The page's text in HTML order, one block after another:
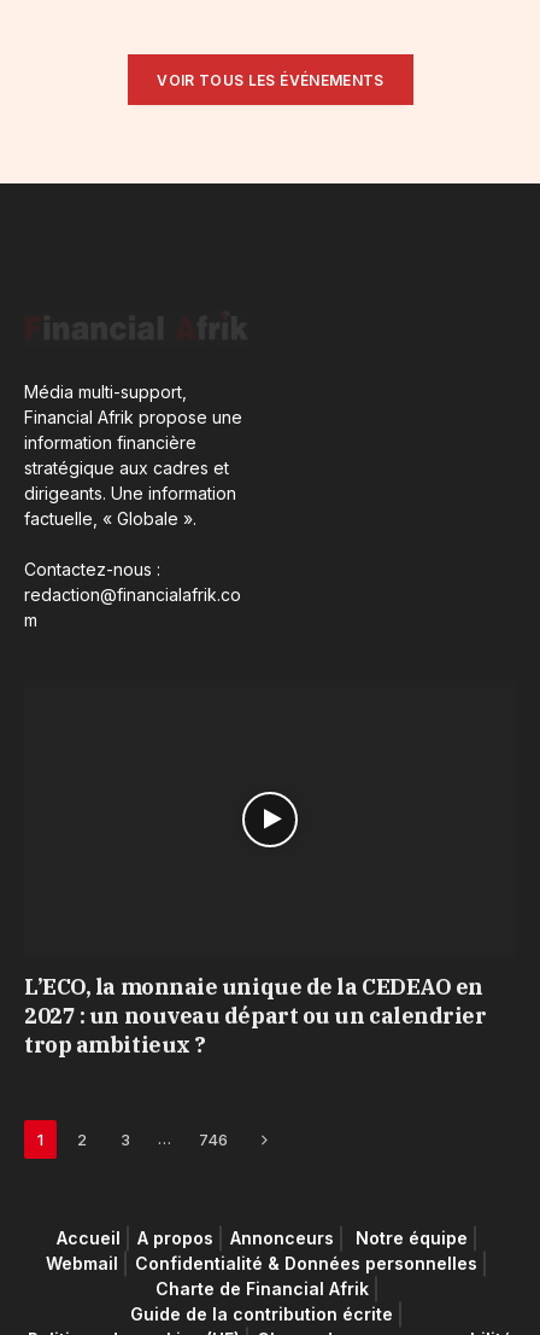
VOIR TOUS LES ÉVÉNEMENTS
Média multi-support,
Financial Afrik propose une
information financière
stratégique aux cadres et
dirigeants. Une information
factuelle, « Globale ».
Contactez-nous :
redaction@financialafrik.co
m
L’ECO, la monnaie unique de la CEDEAO en
2027 : un nouveau départ ou un calendrier
trop ambitieux ?
1 2 3 … 746 Next
Accueil A propos Annonceurs
Notre équipe
Webmail
Confidentialité & Données personnelles
Charte de Financial Afrik
Guide de la contribution écrite